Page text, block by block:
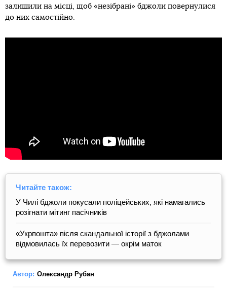
залишили на місці, щоб «незібрані» бджоли повернулися
до них самостійно.
Читайте також:
У Чилі бджоли покусали поліцейських, які намагались
розігнати мітинг пасічників
«Укрпошта» після скандальної історії з бджолами
відмовилась їх перевозити — окрім маток
Автор: Олександр Рубан